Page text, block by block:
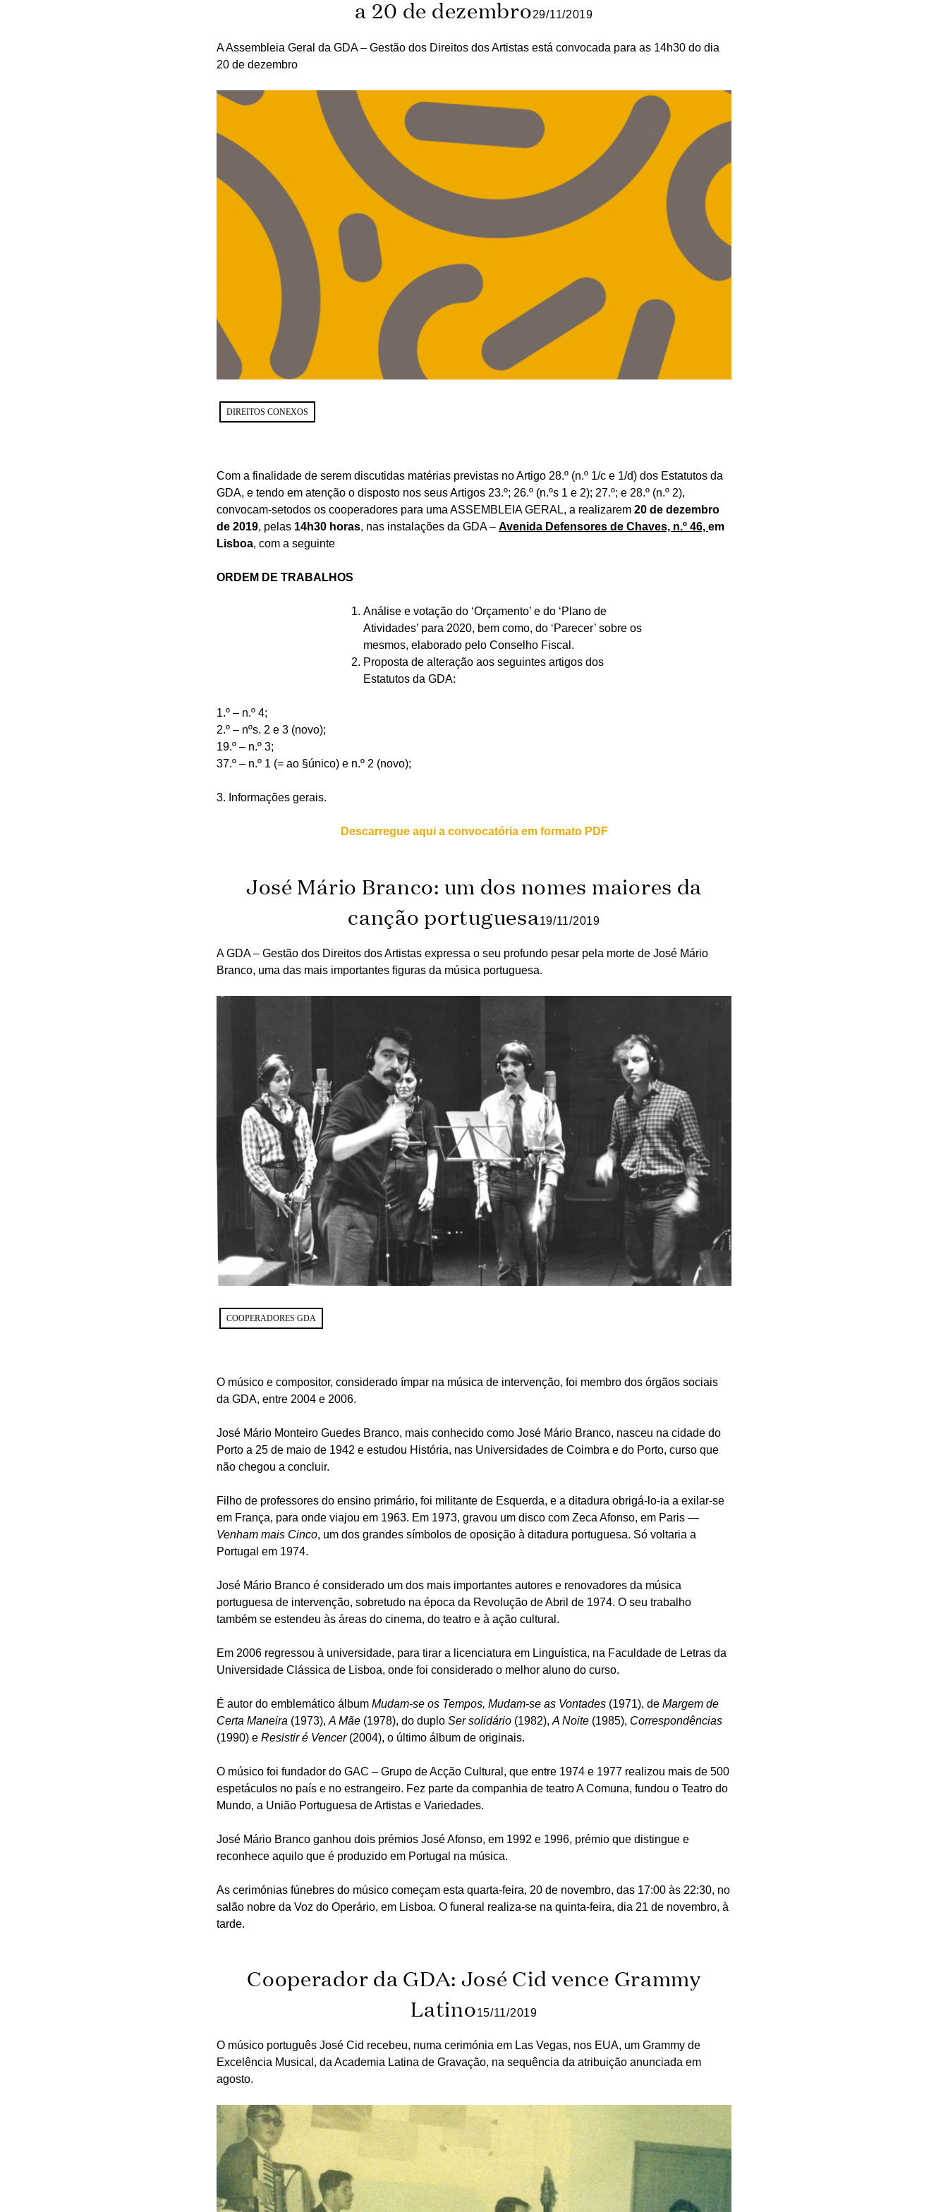
a 20 de dezembro29/11/2019
A Assembleia Geral da GDA – Gestão dos Direitos dos Artistas está convocada para as 14h30 do dia
20 de dezembro
DIREITOS CONEXOS
Com a finalidade de serem discutidas matérias previstas no Artigo 28.º (n.º 1/c e 1/d) dos Estatutos da
GDA, e tendo em atenção o disposto nos seus Artigos 23.º; 26.º (n.ºs 1 e 2); 27.º; e 28.º (n.º 2),
convocam-setodos os cooperadores para uma ASSEMBLEIA GERAL, a realizarem 20 de dezembro
de 2019, pelas 14h30 horas, nas instalações da GDA – Avenida Defensores de Chaves, n.º 46, em
Lisboa, com a seguinte
ORDEM DE TRABALHOS
Análise e votação do ‘Orçamento’ e do ‘Plano de
Atividades’ para 2020, bem como, do ‘Parecer’ sobre os
mesmos, elaborado pelo Conselho Fiscal.
Proposta de alteração aos seguintes artigos dos
Estatutos da GDA:
1.º – n.º 4;
2.º – nºs. 2 e 3 (novo);
19.º – n.º 3;
37.º – n.º 1 (= ao §único) e n.º 2 (novo);
3. Informações gerais.
Descarregue aqui a convocatória em formato PDF
José Mário Branco: um dos nomes maiores da
canção portuguesa19/11/2019
A GDA – Gestão dos Direitos dos Artistas expressa o seu profundo pesar pela morte de José Mário
Branco, uma das mais importantes figuras da música portuguesa.
COOPERADORES GDA
O músico e compositor, considerado ímpar na música de intervenção, foi membro dos órgãos sociais
da GDA, entre 2004 e 2006.
José Mário Monteiro Guedes Branco, mais conhecido como José Mário Branco, nasceu na cidade do
Porto a 25 de maio de 1942 e estudou História, nas Universidades de Coimbra e do Porto, curso que
não chegou a concluir.
Filho de professores do ensino primário, foi militante de Esquerda, e a ditadura obrigá-lo-ia a exilar-se
em França, para onde viajou em 1963. Em 1973, gravou um disco com Zeca Afonso, em Paris —
Venham mais Cinco, um dos grandes símbolos de oposição à ditadura portuguesa. Só voltaria a
Portugal em 1974.
José Mário Branco é considerado um dos mais importantes autores e renovadores da música
portuguesa de intervenção, sobretudo na época da Revolução de Abril de 1974. O seu trabalho
também se estendeu às áreas do cinema, do teatro e à ação cultural.
Em 2006 regressou à universidade, para tirar a licenciatura em Linguística, na Faculdade de Letras da
Universidade Clássica de Lisboa, onde foi considerado o melhor aluno do curso.
É autor do emblemático álbum Mudam-se os Tempos, Mudam-se as Vontades (1971), de Margem de
Certa Maneira (1973), A Mãe (1978), do duplo Ser solidário (1982), A Noite (1985), Correspondências
(1990) e Resistir é Vencer(2004), o último álbum de originais.
O músico foi fundador do GAC – Grupo de Acção Cultural, que entre 1974 e 1977 realizou mais de 500
espetáculos no país e no estrangeiro. Fez parte da companhia de teatro A Comuna, fundou o Teatro do
Mundo, a União Portuguesa de Artistas e Variedades.
José Mário Branco ganhou dois prémios José Afonso, em 1992 e 1996, prémio que distingue e
reconhece aquilo que é produzido em Portugal na música.
As cerimónias fúnebres do músico começam esta quarta-feira, 20 de novembro, das 17:00 às 22:30, no
salão nobre da Voz do Operário, em Lisboa. O funeral realiza-se na quinta-feira, dia 21 de novembro, à
tarde.
Cooperador da GDA: José Cid vence Grammy
Latino15/11/2019
O músico português José Cid recebeu, numa cerimónia em Las Vegas, nos EUA, um Grammy de
Excelência Musical, da Academia Latina de Gravação, na sequência da atribuição anunciada em
agosto.